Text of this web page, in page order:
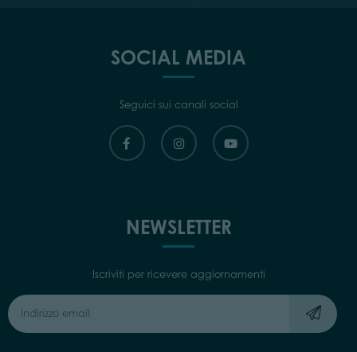
SOCIAL MEDIA
Seguici sui canali social
NEWSLETTER
Iscriviti per ricevere aggiornamenti